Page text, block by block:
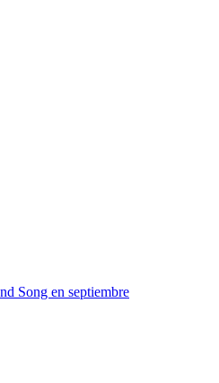
Song en septiembre